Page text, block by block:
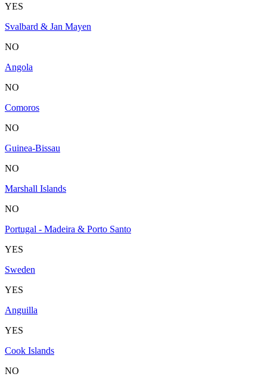
YES
Svalbard & Jan Mayen
NO
Angola
NO
Comoros
NO
Guinea-Bissau
NO
Marshall Islands
NO
Portugal - Madeira & Porto Santo
YES
Sweden
YES
Anguilla
YES
Cook Islands
NO